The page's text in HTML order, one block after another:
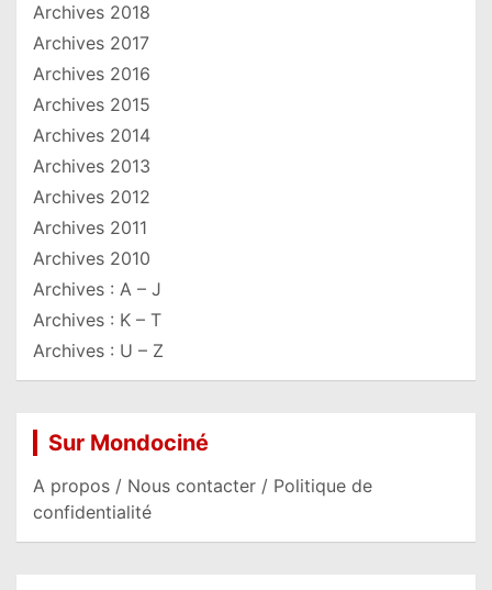
Archives 2018
Archives 2017
Archives 2016
Archives 2015
Archives 2014
Archives 2013
Archives 2012
Archives 2011
Archives 2010
Archives : A – J
Archives : K – T
Archives : U – Z
Sur Mondociné
A propos / Nous contacter / Politique de
confidentialité